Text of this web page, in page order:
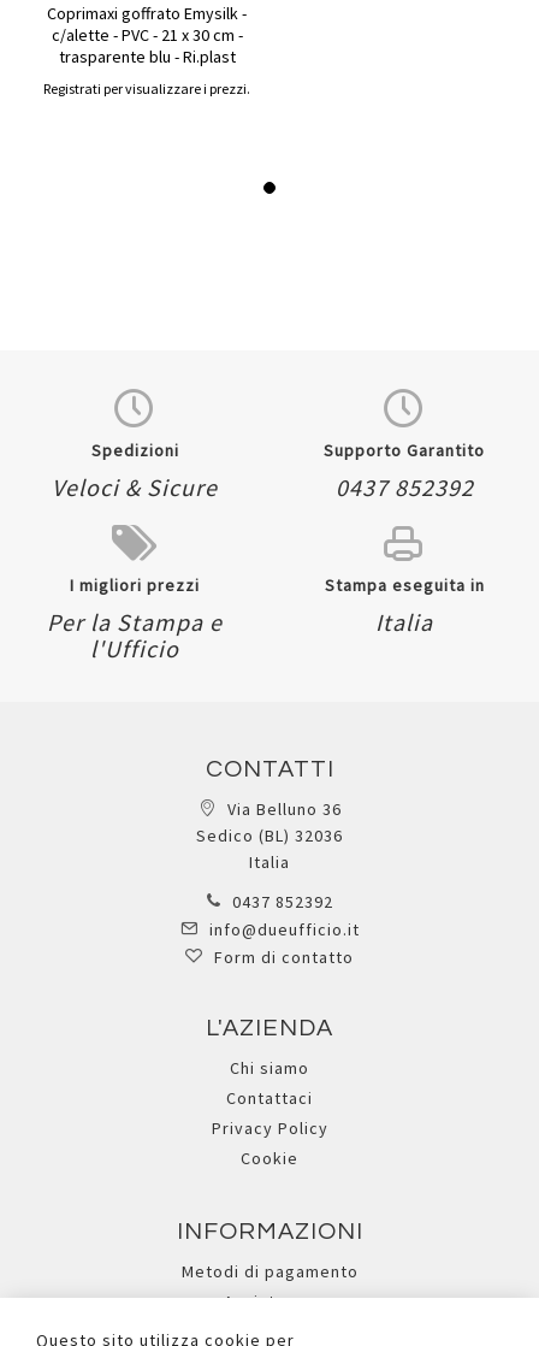
Coprimaxi goffrato Emysilk -
c/alette - PVC - 21 x 30 cm -
trasparente blu - Ri.plast
Registrati per visualizzare i prezzi.
Spedizioni
Veloci & Sicure
Supporto Garantito
0437 852392
I migliori prezzi
Per la Stampa e
l'Ufficio
Stampa eseguita in
Italia
CONTATTI
Via Belluno 36
Sedico (BL) 32036
Italia
0437 852392
info@dueufficio.it
Form di contatto
L'AZIENDA
Chi siamo
Contattaci
Privacy Policy
Cookie
INFORMAZIONI
Metodi di pagamento
Assistenza
Ricerca avanzata
Questo sito utilizza cookie per